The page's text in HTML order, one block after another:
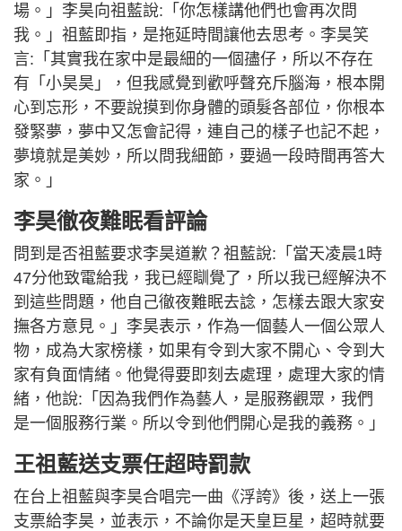
場。」李昊向祖藍說:「你怎樣講他們也會再次問
我。」祖藍即指，是拖延時間讓他去思考。李昊笑
言:「其實我在家中是最細的一個孻仔，所以不存在
有「小昊昊」，但我感覺到歡呼聲充斥腦海，根本開
心到忘形，不要說摸到你身體的頭髮各部位，你根本
發緊夢，夢中又怎會記得，連自己的樣子也記不起，
夢境就是美妙，所以問我細節，要過一段時間再答大
家。」
李昊徹夜難眠看評論
問到是否祖藍要求李昊道歉？祖藍說:「當天凌晨1時
47分他致電給我，我已經瞓覺了，所以我已經解決不
到這些問題，他自己徹夜難眠去諗，怎樣去跟大家安
撫各方意見。」李昊表示，作為一個藝人一個公眾人
物，成為大家榜樣，如果有令到大家不開心、令到大
家有負面情緒。他覺得要即刻去處理，處理大家的情
緒，他說:「因為我們作為藝人，是服務觀眾，我們
是一個服務行業。所以令到他們開心是我的義務。」
王祖藍送支票任超時罰款
在台上祖藍與李昊合唱完一曲《浮誇》後，送上一張
支票給李昊，並表示，不論你是天皇巨星，超時就要